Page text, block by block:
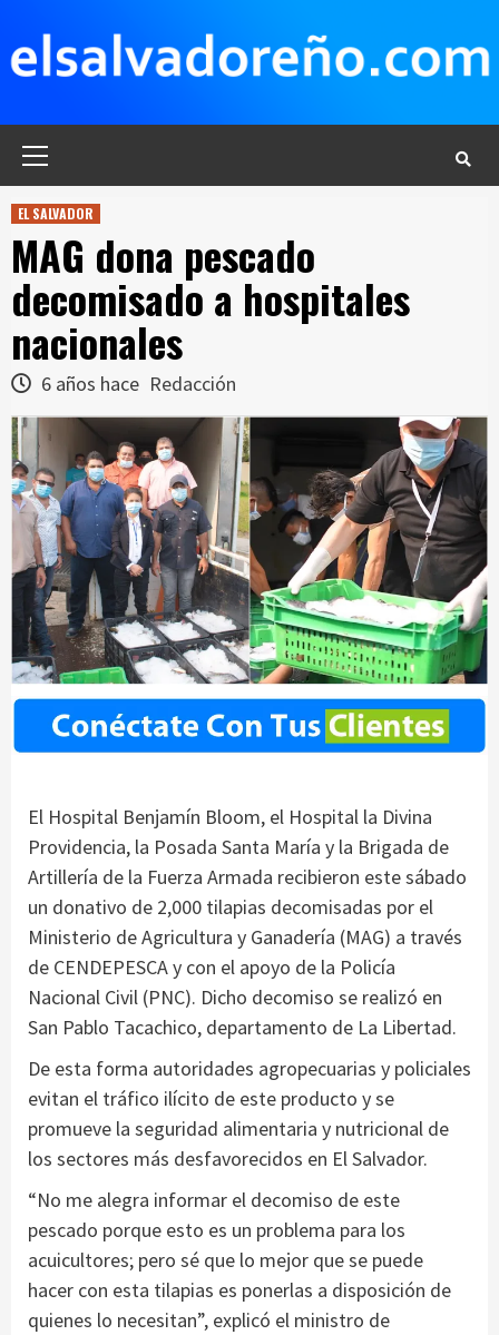
contenido
EL SALVADOR
MAG dona pescado
decomisado a hospitales
nacionales
6 años hace Redacción
El Hospital Benjamín Bloom, el Hospital la Divina
Providencia, la Posada Santa María y la Brigada de
Artillería de la Fuerza Armada recibieron este sábado
un donativo de 2,000 tilapias decomisadas por el
Ministerio de Agricultura y Ganadería (MAG) a través
de CENDEPESCA y con el apoyo de la Policía
Nacional Civil (PNC). Dicho decomiso se realizó en
San Pablo Tacachico, departamento de La Libertad.
De esta forma autoridades agropecuarias y policiales
evitan el tráfico ilícito de este producto y se
promueve la seguridad alimentaria y nutricional de
los sectores más desfavorecidos en El Salvador.
“No me alegra informar el decomiso de este
pescado porque esto es un problema para los
acuicultores; pero sé que lo mejor que se puede
hacer con esta tilapias es ponerlas a disposición de
quienes lo necesitan”, explicó el ministro de